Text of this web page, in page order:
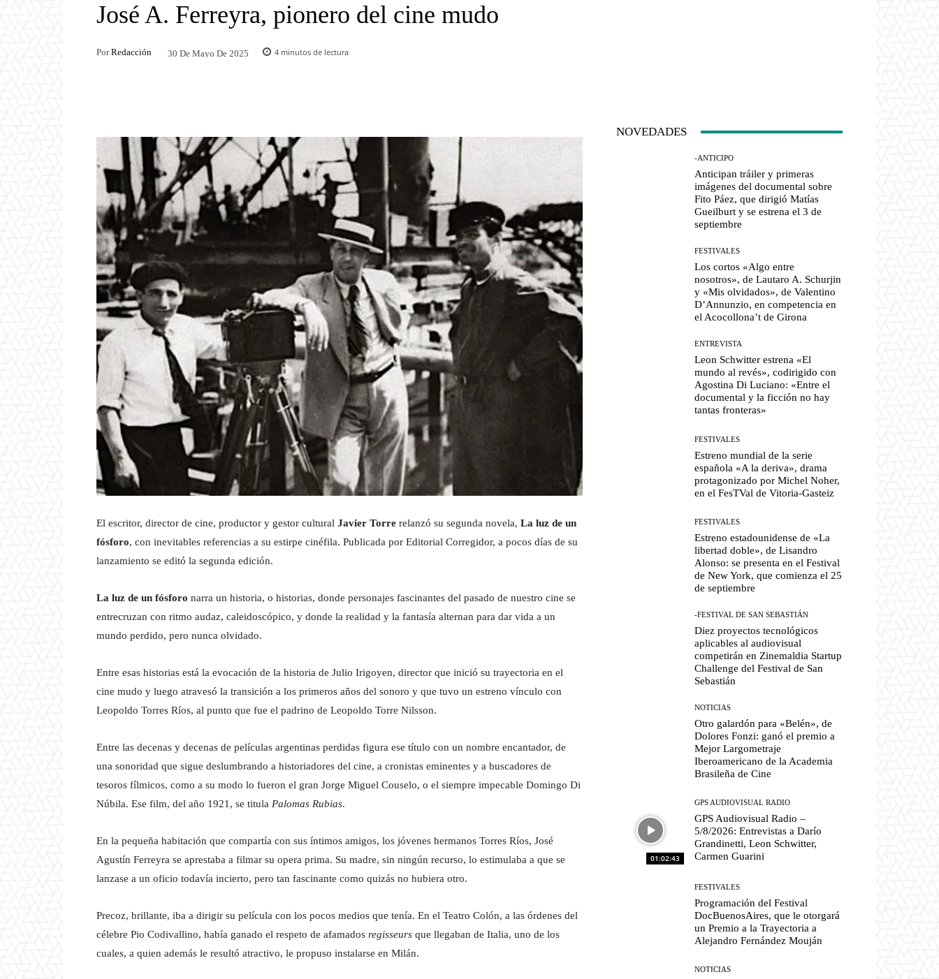
José A. Ferreyra, pionero del cine mudo
Por Redacción 30 De Mayo De 2025 4 minutos de lectura
El escritor, director de cine, productor y gestor cultural Javier Torre relanzó su segunda novela, La luz de un
fósforo, con inevitables referencias a su estirpe cinéfila. Publicada por Editorial Corregidor, a pocos días de su
lanzamiento se editó la segunda edición.
La luz de un fósforo narra un historia, o historias, donde personajes fascinantes del pasado de nuestro cine se
entrecruzan con ritmo audaz, caleidoscópico, y donde la realidad y la fantasía alternan para dar vida a un
mundo perdido, pero nunca olvidado.
Entre esas historias está la evocación de la historia de Julio Irigoyen, director que inició su trayectoria en el
cine mudo y luego atravesó la transición a los primeros años del sonoro y que tuvo un estreno vínculo con
Leopoldo Torres Ríos, al punto que fue el padrino de Leopoldo Torre Nilsson.
Entre las decenas y decenas de películas argentinas perdidas figura ese título con un nombre encantador, de
una sonoridad que sigue deslumbrando a historiadores del cine, a cronistas eminentes y a buscadores de
tesoros fílmicos, como a su modo lo fueron el gran Jorge Miguel Couselo, o el siempre impecable Domingo Di
Núbila. Ese film, del año 1921, se titula Palomas Rubias.
En la pequeña habitación que compartía con sus íntimos amigos, los jóvenes hermanos Torres Ríos, José
Agustín Ferreyra se aprestaba a filmar su opera prima. Su madre, sin ningún recurso, lo estimulaba a que se
lanzase a un oficio todavía incierto, pero tan fascinante como quizás no hubiera otro.
Precoz, brillante, iba a dirigir su película con los pocos medios que tenía. En el Teatro Colón, a las órdenes del
célebre Pio Codivallino, había ganado el respeto de afamados regisseurs que llegaban de Italia, uno de los
cuales, a quien además le resultó atractivo, le propuso instalarse en Milán.
NOVEDADES
-ANTICIPO
Anticipan tráiler y primeras
imágenes del documental sobre
Fito Páez, que dirigió Matías
Gueilburt y se estrena el 3 de
septiembre
FESTIVALES
Los cortos «Algo entre
nosotros», de Lautaro A. Schurjin
y «Mis olvidados», de Valentino
D’Annunzio, en competencia en
el Acocollona’t de Girona
ENTREVISTA
Leon Schwitter estrena «El
mundo al revés», codirigido con
Agostina Di Luciano: «Entre el
documental y la ficción no hay
tantas fronteras»
FESTIVALES
Estreno mundial de la serie
española «A la deriva», drama
protagonizado por Michel Noher,
en el FesTVal de Vitoria-Gasteiz
FESTIVALES
Estreno estadounidense de «La
libertad doble», de Lisandro
Alonso: se presenta en el Festival
de New York, que comienza el 25
de septiembre
-FESTIVAL DE SAN SEBASTIÁN
Diez proyectos tecnológicos
aplicables al audiovisual
competirán en Zinemaldia Startup
Challenge del Festival de San
Sebastián
NOTICIAS
Otro galardón para «Belén», de
Dolores Fonzi: ganó el premio a
Mejor Largometraje
Iberoamericano de la Academia
Brasileña de Cine
01:02:43
GPS AUDIOVISUAL RADIO
GPS Audiovisual Radio –
5/8/2026: Entrevistas a Darío
Grandinetti, Leon Schwitter,
Carmen Guarini
FESTIVALES
Programación del Festival
DocBuenosAires, que le otorgará
un Premio a la Trayectoria a
Alejandro Fernández Mouján
NOTICIAS